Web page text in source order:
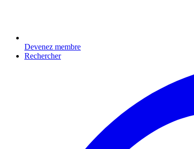
Devenez membre
Rechercher